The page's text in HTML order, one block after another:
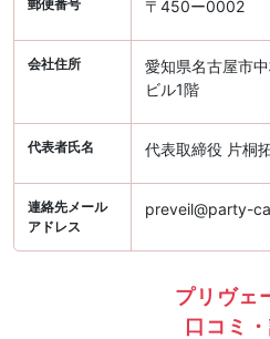
郵便番号 〒450ー0002
会社住所
愛知県名古屋市
ビル1階
代表者氏名 代表取締役 片桐
連絡先メール
アドレス
preveil@party-
プリヴェ
口コミ